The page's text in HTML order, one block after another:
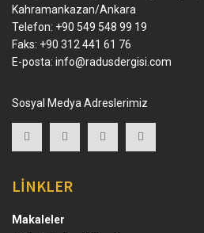
Kahramankazan/Ankara
Telefon: +90 549 548 99 19
Faks: +90 312 441 61 76
E-posta: info@radusdergisi.com
Sosyal Medya Adreslerimiz
LİNKLER
Makaleler